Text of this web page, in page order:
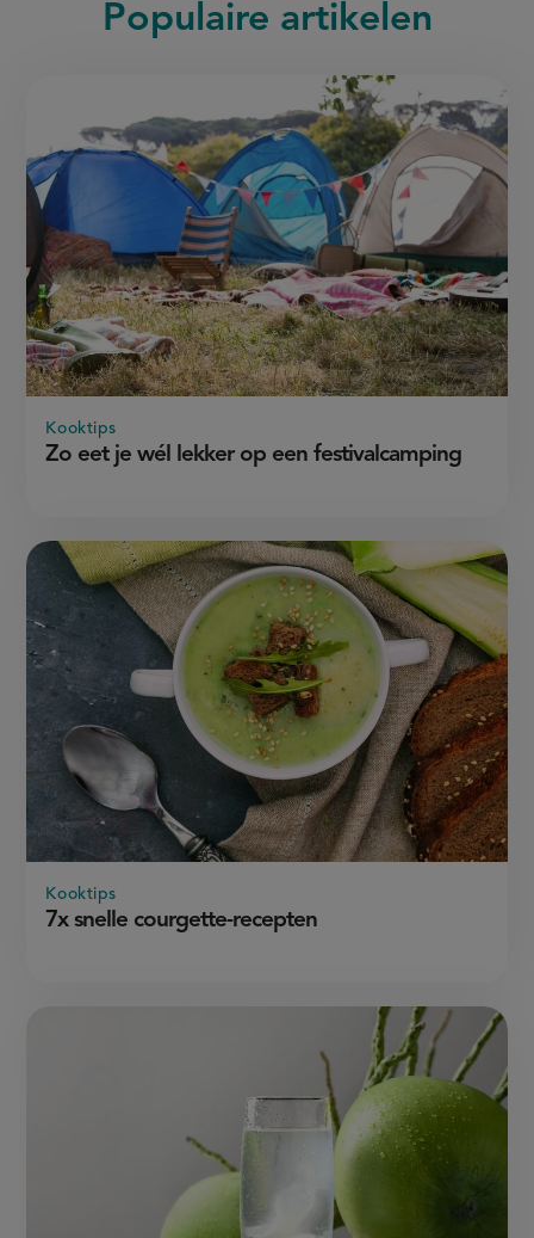
Populaire artikelen
Zo eet je wél lekker op een festivalcamping
Kooktips
7x snelle courgette-recepten
Kooktips